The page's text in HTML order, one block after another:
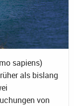
sapiens)
als bislang
von